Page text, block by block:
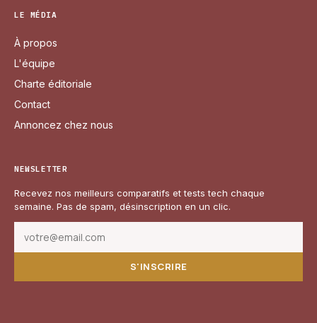
LE MÉDIA
À propos
L'équipe
Charte éditoriale
Contact
Annoncez chez nous
NEWSLETTER
Recevez nos meilleurs comparatifs et tests tech chaque
semaine. Pas de spam, désinscription en un clic.
S'INSCRIRE